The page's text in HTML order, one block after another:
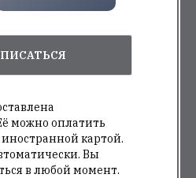
можно оплатить
картой.
Вы
в любой момент.